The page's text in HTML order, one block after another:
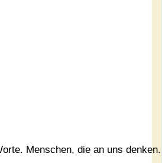
Menschen, die an uns